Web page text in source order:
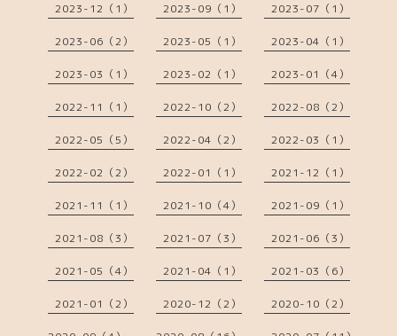
2023-12（1） 2023-09（1） 2023-07（1）
2023-06（2） 2023-05（1） 2023-04（1）
2023-03（1） 2023-02（1） 2023-01（4）
2022-11（1） 2022-10（2） 2022-08（2）
2022-05（5） 2022-04（2） 2022-03（1）
2022-02（2） 2022-01（1） 2021-12（1）
2021-11（1） 2021-10（4） 2021-09（1）
2021-08（3） 2021-07（3） 2021-06（3）
2021-05（4） 2021-04（1） 2021-03（6）
2021-01（2） 2020-12（2） 2020-10（2）